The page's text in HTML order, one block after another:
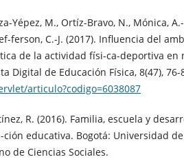
Yépez, M., Ortíz-Bravo, N., Mónica,
ferson, C.-J. (2017). Influencia del
de la actividad físi-ca-deportiva en
Digital de Educación Física, 8(47), 76-
articulo?codigo=6038087
R. (2016). Familia, escuela y
educativa. Bogotá: Universidad de
de Ciencias Sociales.